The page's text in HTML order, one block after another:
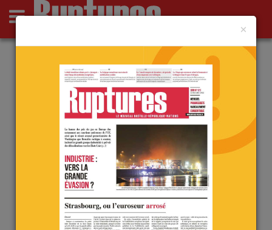
Actus Opinions
Point de Ruptures
Culture
Deutsch
Analyses
Le parti qui avait porté le Brexit
triomphe lors du séisme qui
vient d’ébranler l’ancestral
bipartisme britannique…
×